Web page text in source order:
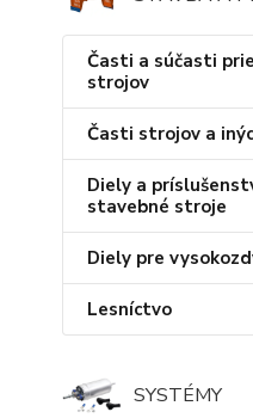
Časti a súčasti
strojov
Časti strojov a
Diely a
stavebné stroje
Diely pre
Lesníctvo
SYSTÉMY